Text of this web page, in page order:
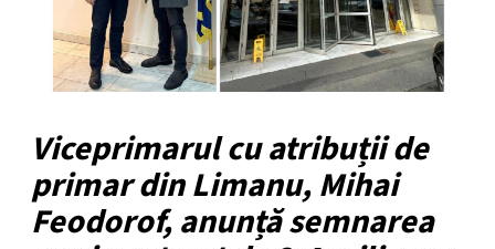
Viceprimarul cu atribuții de
primar din Limanu, Mihai
Feodorof, anunță semnarea